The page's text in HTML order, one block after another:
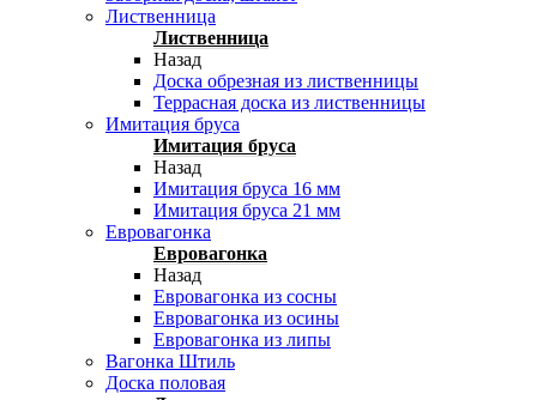
Лиственница
Лиственница
Назад
Доска обрезная из лиственницы
Террасная доска из лиственницы
Имитация бруса
Имитация бруса
Назад
Имитация бруса 16 мм
Имитация бруса 21 мм
Евровагонка
Евровагонка
Назад
Евровагонка из сосны
Евровагонка из осины
Евровагонка из липы
Вагонка Штиль
Доска половая